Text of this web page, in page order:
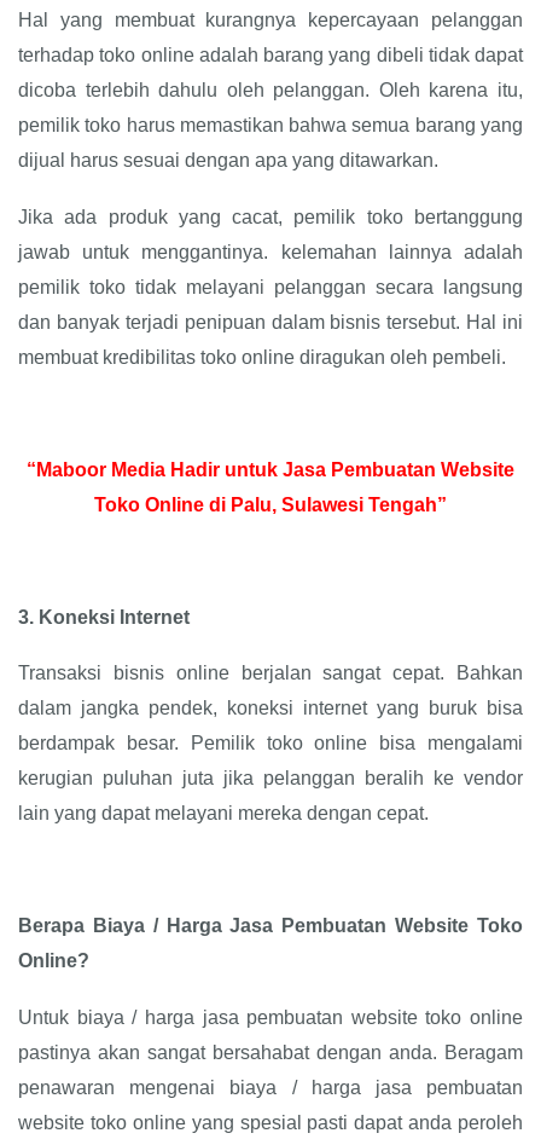
Hal yang membuat kurangnya kepercayaan pelanggan
terhadap toko online adalah barang yang dibeli tidak dapat
dicoba terlebih dahulu oleh pelanggan. Oleh karena itu,
pemilik toko harus memastikan bahwa semua barang yang
dijual harus sesuai dengan apa yang ditawarkan.
Jika ada produk yang cacat, pemilik toko bertanggung
jawab untuk menggantinya. kelemahan lainnya adalah
pemilik toko tidak melayani pelanggan secara langsung
dan banyak terjadi penipuan dalam bisnis tersebut. Hal ini
membuat kredibilitas toko online diragukan oleh pembeli.
“Maboor Media Hadir untuk Jasa Pembuatan Website
Toko Online di Palu, Sulawesi Tengah”
3. Koneksi Internet
Transaksi bisnis online berjalan sangat cepat. Bahkan
dalam jangka pendek, koneksi internet yang buruk bisa
berdampak besar. Pemilik toko online bisa mengalami
kerugian puluhan juta jika pelanggan beralih ke vendor
lain yang dapat melayani mereka dengan cepat.
Berapa Biaya / Harga Jasa Pembuatan Website Toko
Online?
Untuk biaya / harga jasa pembuatan website toko online
pastinya akan sangat bersahabat dengan anda. Beragam
penawaran mengenai biaya / harga jasa pembuatan
website toko online yang spesial pasti dapat anda peroleh